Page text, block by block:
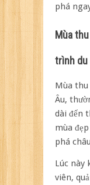
phá
Mùa
trình du
Mùa thu
Âu,
dài đến
mùa
phá
Lúc này
viên,